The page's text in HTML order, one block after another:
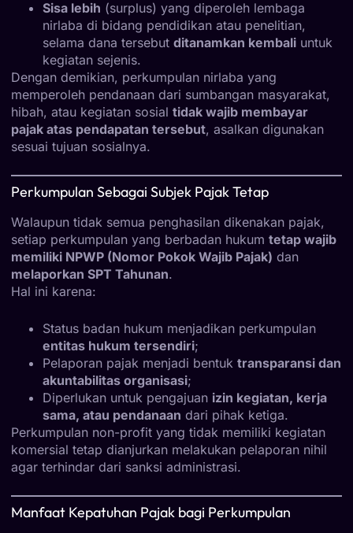
Sisa lebih (surplus) yang diperoleh lembaga
nirlaba di bidang pendidikan atau penelitian,
selama dana tersebut ditanamkan kembali untuk
kegiatan sejenis.
Dengan demikian, perkumpulan nirlaba yang
memperoleh pendanaan dari sumbangan masyarakat,
hibah, atau kegiatan sosial tidak wajib membayar
pajak atas pendapatan tersebut, asalkan digunakan
sesuai tujuan sosialnya.
Perkumpulan Sebagai Subjek Pajak Tetap
Walaupun tidak semua penghasilan dikenakan pajak,
setiap perkumpulan yang berbadan hukum tetap wajib
memiliki NPWP (Nomor Pokok Wajib Pajak) dan
melaporkan SPT Tahunan.
Hal ini karena:
Status badan hukum menjadikan perkumpulan
entitas hukum tersendiri;
Pelaporan pajak menjadi bentuk transparansi dan
akuntabilitas organisasi;
Diperlukan untuk pengajuan izin kegiatan, kerja
sama, atau pendanaan dari pihak ketiga.
Perkumpulan non-profit yang tidak memiliki kegiatan
komersial tetap dianjurkan melakukan pelaporan nihil
agar terhindar dari sanksi administrasi.
Manfaat Kepatuhan Pajak bagi Perkumpulan